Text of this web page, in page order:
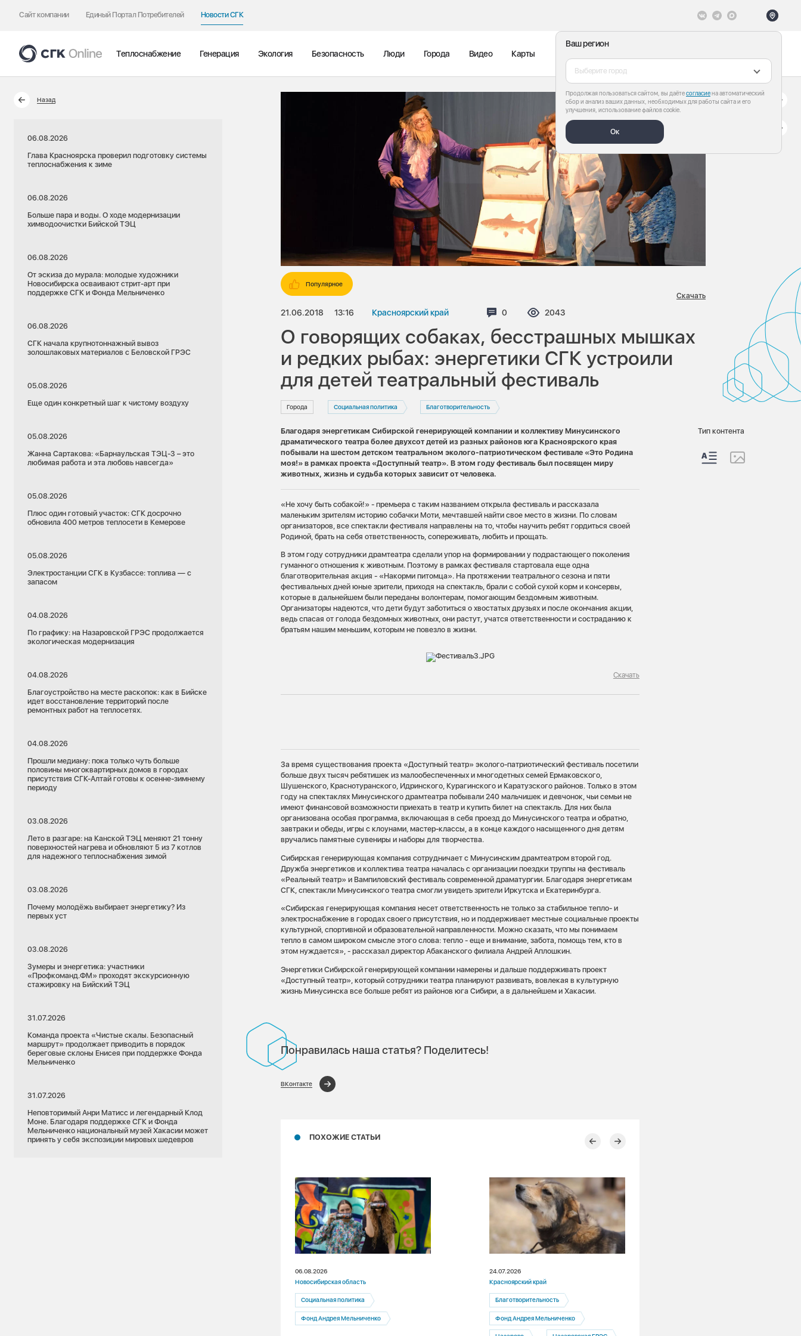
Сайт компании Единый Портал Потребителей Новости СГК
Ваш регион
Выберите город
Продолжая пользоваться сайтом, вы даётесогласиена автоматический
сбор и анализ ваших данных, необходимых для работы сайта и его
улучшения, использование файлов cookie.
Ок
Теплоснабжение Генерация Экология Безопасность Люди Города Видео Карты
Назад
06.08.2026
Глава Красноярска проверил подготовку системы
теплоснабжения к зиме
06.08.2026
Больше пара и воды. О ходе модернизации
химводоочистки Бийской ТЭЦ
06.08.2026
От эскиза до мурала: молодые художники
Новосибирска осваивают стрит-арт при
поддержке СГК и Фонда Мельниченко
06.08.2026
СГК начала крупнотоннажный вывоз
золошлаковых материалов с Беловской ГРЭС
05.08.2026
Еще один конкретный шаг к чистому воздуху
05.08.2026
Жанна Сартакова: «Барнаульская ТЭЦ-3 – это
любимая работа и эта любовь навсегда»
05.08.2026
Плюс один готовый участок: СГК досрочно
обновила 400 метров теплосети в Кемерове
05.08.2026
Электростанции СГК в Кузбассе: топлива — с
запасом
04.08.2026
По графику: на Назаровской ГРЭС продолжается
экологическая модернизация
04.08.2026
Благоустройство на месте раскопок: как в Бийске
идет восстановление территорий после
ремонтных работ на теплосетях.
04.08.2026
Прошли медиану: пока только чуть больше
половины многоквартирных домов в городах
присутствия СГК-Алтай готовы к осенне-зимнему
периоду
03.08.2026
Лето в разгаре: на Канской ТЭЦ меняют 21 тонну
поверхностей нагрева и обновляют 5 из 7 котлов
для надежного теплоснабжения зимой
03.08.2026
Почему молодёжь выбирает энергетику? Из
первых уст
03.08.2026
Зумеры и энергетика: участники
«Профкоманд.ФМ» проходят экскурсионную
стажировку на Бийский ТЭЦ
31.07.2026
Команда проекта «Чистые скалы. Безопасный
маршрут» продолжает приводить в порядок
береговые склоны Енисея при поддержке Фонда
Мельниченко
31.07.2026
Неповторимый Анри Матисс и легендарный Клод
Моне. Благодаря поддержке СГК и Фонда
Мельниченко национальный музей Хакасии может
принять у себя экспозиции мировых шедевров
Популярное
21.06.2018 13:16 Красноярский край Комментариев:
0 Просмотров:
2043
Скачать
О говорящих собаках, бесстрашных мышках
и редких рыбах: энергетики СГК устроили
для детей театральный фестиваль
Города Социальная политика Благотворительность
Благодаря энергетикам Сибирской генерирующей компании и коллективу Минусинского
драматического театра более двухсот детей из разных районов юга Красноярского края
побывали на шестом детском театральном эколого-патриотическом фестивале «Это Родина
моя!» в рамках проекта «Доступный театр». В этом году фестиваль был посвящен миру
животных, жизнь и судьба которых зависит от человека.
«Не хочу быть собакой!» - премьера с таким названием открыла фестиваль и рассказала
маленьким зрителям историю собачки Моти, мечтавшей найти свое место в жизни. По словам
организаторов, все спектакли фестиваля направлены на то, чтобы научить ребят гордиться своей
Родиной, брать на себя ответственность, сопереживать, любить и прощать.
В этом году сотрудники драмтеатра сделали упор на формировании у подрастающего поколения
гуманного отношения к животным. Поэтому в рамках фестиваля стартовала еще одна
благотворительная акция - «Накорми питомца». На протяжении театрального сезона и пяти
фестивальных дней юные зрители, приходя на спектакль, брали с собой сухой корм и консервы,
которые в дальнейшем были переданы волонтерам, помогающим бездомным животным.
Организаторы надеются, что дети будут заботиться о хвостатых друзьях и после окончания акции,
ведь спасая от голода бездомных животных, они растут, учатся ответственности и состраданию к
братьям нашим меньшим, которым не повезло в жизни.
Скачать
За время существования проекта «Доступный театр» эколого-патриотический фестиваль посетили
больше двух тысяч ребятишек из малообеспеченных и многодетных семей Ермаковского,
Шушенского, Краснотуранского, Идринского, Курагинского и Каратузского районов. Только в этом
году на спектаклях Минусинского драмтеатра побывали 240 мальчишек и девчонок, чьи семьи не
имеют финансовой возможности приехать в театр и купить билет на спектакль. Для них была
организована особая программа, включающая в себя проезд до Минусинского театра и обратно,
завтраки и обеды, игры с клоунами, мастер-классы, а в конце каждого насыщенного дня детям
вручались памятные сувениры и наборы для творчества.
Сибирская генерирующая компания сотрудничает с Минусинским драмтеатром второй год.
Дружба энергетиков и коллектива театра началась с организации поездки труппы на фестиваль
«Реальный театр» и Вампиловский фестиваль современной драматургии. Благодаря энергетикам
СГК, спектакли Минусинского театра смогли увидеть зрители Иркутска и Екатеринбурга.
«Сибирская генерирующая компания несет ответственность не только за стабильное тепло- и
электроснабжение в городах своего присутствия, но и поддерживает местные социальные проекты
культурной, спортивной и образовательной направленности. Можно сказать, что мы понимаем
тепло в самом широком смысле этого слова: тепло - еще и внимание, забота, помощь тем, кто в
этом нуждается», - рассказал директор Абаканского филиала Андрей Аплошкин.
Энергетики Сибирской генерирующей компании намерены и дальше поддерживать проект
«Доступный театр», который сотрудники театра планируют развивать, вовлекая в культурную
жизнь Минусинска все больше ребят из районов юга Сибири, а в дальнейшем и Хакасии.
Понравилась наша статья? Поделитесь!
ВКонтакте
ПОХОЖИЕ СТАТЬИ
06.08.2026
Новосибирская область
Социальная политика
Фонд Андрея Мельниченко
24.07.2026
Красноярский край
Благотворительность
Фонд Андрея Мельниченко
Тип контента